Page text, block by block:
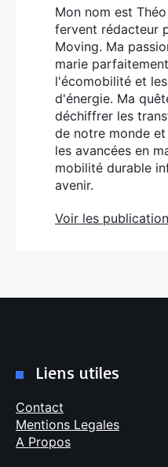
Mon nom est
fervent rédacteur
Moving. Ma
marie
l'écomobilité et
d'énergie. Ma
déchiffrer les
de notre monde
les avancées en
mobilité durable
avenir.
Voir les
Liens utiles
Contact
Mentions Legales
A Propos